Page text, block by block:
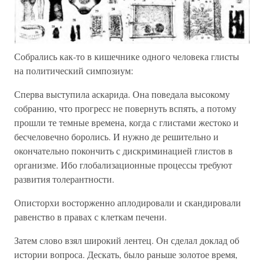
Собрались как-то в кишечнике одного человека глисты
на политический симпозиум:
Сперва выступила аскарида. Она поведала высокому
собранию, что прогресс не повернуть вспять, а потому
прошли те темные времена, когда с глистами жестоко и
бесчеловечно боролись. И нужно де решительно и
окончательно покончить с дискриминацией глистов в
организме. Ибо глобализационные процессы требуют
развития толерантности.
Описторхи восторженно аплодировали и скандировали
равенство в правах с клеткам печени.
Затем слово взял широкий лентец. Он сделал доклад об
истории вопроса. Дескать, было раньше золотое время,